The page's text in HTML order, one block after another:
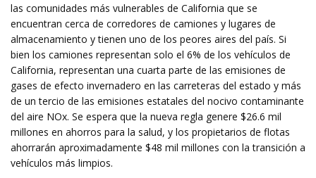
las comunidades más vulnerables de California que se
encuentran cerca de corredores de camiones y lugares de
almacenamiento y tienen uno de los peores aires del país. Si
bien los camiones representan solo el 6% de los vehículos de
California, representan una cuarta parte de las emisiones de
gases de efecto invernadero en las carreteras del estado y más
de un tercio de las emisiones estatales del nocivo contaminante
del aire NOx. Se espera que la nueva regla genere $26.6 mil
millones en ahorros para la salud, y los propietarios de flotas
ahorrarán aproximadamente $48 mil millones con la transición a
vehículos más limpios.